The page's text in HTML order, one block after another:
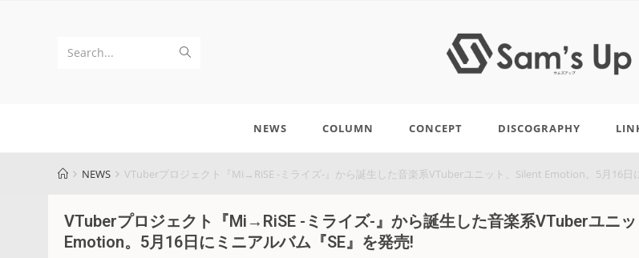
Search...
NEWS COLUMN CONCEPT DISCOGRAPHY
NEWS VTuberプロジェクト『Mi→RiSE -ミライズ-』から誕生した音楽系VTuberユニット、Silent Emotion。5月16日
VTuberプロジェクト『Mi→RiSE -ミライズ-』から誕生した音楽系VTuberユニ
Emotion。5月16日にミニアルバム『SE』を発売!